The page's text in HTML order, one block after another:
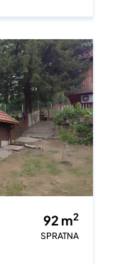
92 m2
SPRATNA